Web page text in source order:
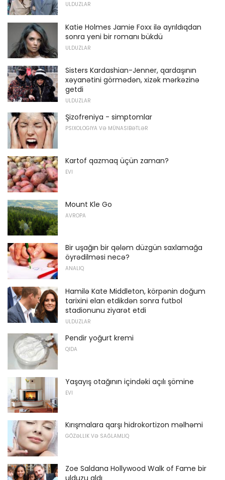
ULDUZLAR
Katie Holmes Jamie Foxx ilə ayrıldıqdan
sonra yeni bir romanı bükdü
ULDUZLAR
Sisters Kardashian-Jenner, qardaşının
xəyanətini görmədən, xizək mərkəzinə
getdi
ULDUZLAR
Şizofreniya - simptomlar
PSIXOLOGIYA VƏ MÜNASIBƏTLƏR
Kartof qazmaq üçün zaman?
EVI
Mount Kle Go
AVROPA
Bir uşağın bir qələm düzgün saxlamağa
öyrədilməsi necə?
ANALIQ
Hamilə Kate Middleton, körpənin doğum
tarixini elan etdikdən sonra futbol
stadionunu ziyarət etdi
ULDUZLAR
Pendir yoğurt kremi
QIDA
Yaşayış otağının içindəki açılı şömine
EVI
Kırışmalara qarşı hidrokortizon məlhəmi
GÖZƏLLIK VƏ SAĞLAMLIQ
Zoe Saldana Hollywood Walk of Fame bir
ulduzu aldı